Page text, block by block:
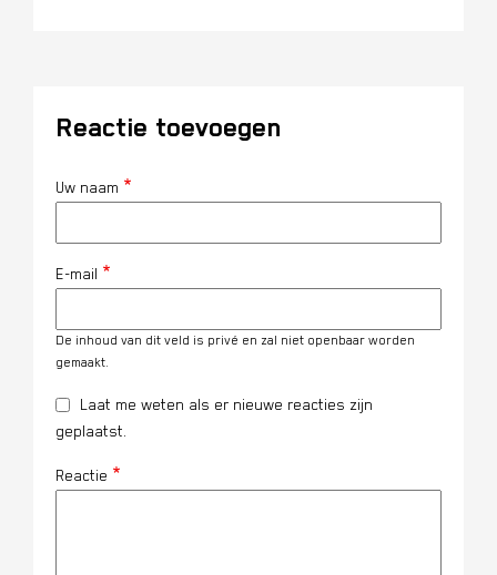
Reactie toevoegen
Uw naam
E-mail
De inhoud van dit veld is privé en zal niet openbaar worden
gemaakt.
Laat me weten als er nieuwe reacties zijn
geplaatst.
Reactie